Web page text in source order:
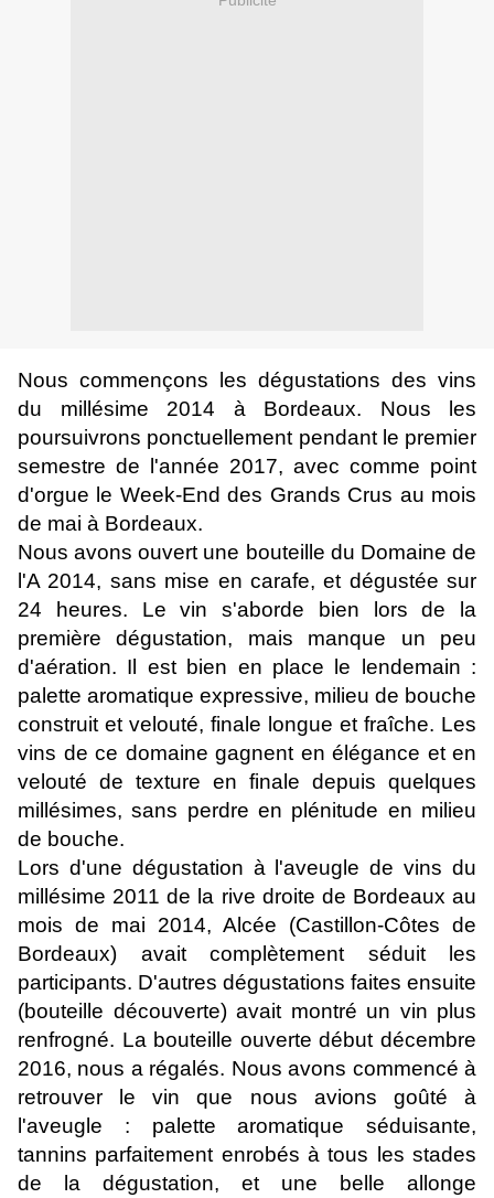
Nous commençons les dégustations des vins
du millésime 2014 à Bordeaux. Nous les
poursuivrons ponctuellement pendant le premier
semestre de l'année 2017, avec comme point
d'orgue le Week-End des Grands Crus au mois
de mai à Bordeaux.
Nous avons ouvert une bouteille du Domaine de
l'A 2014, sans mise en carafe, et dégustée sur
24 heures. Le vin s'aborde bien lors de la
première dégustation, mais manque un peu
d'aération. Il est bien en place le lendemain :
palette aromatique expressive, milieu de bouche
construit et velouté, finale longue et fraîche. Les
vins de ce domaine gagnent en élégance et en
velouté de texture en finale depuis quelques
millésimes, sans perdre en plénitude en milieu
de bouche.
Lors d'une dégustation à l'aveugle de vins du
millésime 2011 de la rive droite de Bordeaux au
mois de mai 2014, Alcée (Castillon-Côtes de
Bordeaux) avait complètement séduit les
participants. D'autres dégustations faites ensuite
(bouteille découverte) avait montré un vin plus
renfrogné. La bouteille ouverte début décembre
2016, nous a régalés. Nous avons commencé à
retrouver le vin que nous avions goûté à
l'aveugle : palette aromatique séduisante,
tannins parfaitement enrobés à tous les stades
de la dégustation, et une belle allonge